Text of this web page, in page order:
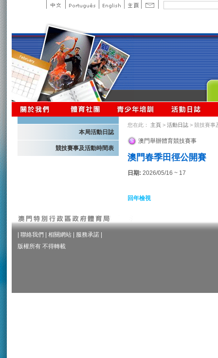
本局活動日誌
競技賽事及活動時間表
您在此： 主頁 > 活動日誌 > 競技賽事
澳門舉辦體育競技賽事
澳門春季田徑公開賽
日期: 2026/05/16 ~ 17
回年檢視
聯絡我們 相關網站 服務承諾
版權所有 不得轉載